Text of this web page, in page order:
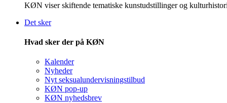
KØN viser skiftende tematiske kunstudstillinger og
Det sker
Hvad sker der på KØN
Kalender
Nyheder
Nyt seksualundervisningstilbud
KØN pop-up
KØN nyhedsbrev